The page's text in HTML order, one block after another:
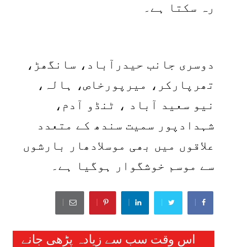
رہ سکتا ہے۔
دوسری جانب حیدرآباد، سانگھڑ،
تھرپارکر، میرپورخاص، ہالہ،
نیو سعید آباد ، ٹنڈو آدم،
شہدادپور سمیت سندھ کے متعدد
علاقوں میں بھی موسلادھار بارشوں
سے موسم خوشگوار ہوگیا ہے۔
اس وقت سب سے زیادہ پڑھی جانے